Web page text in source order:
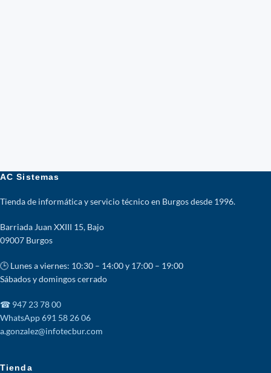
AC Sistemas
Tienda de informática y servicio técnico en Burgos desde 1996.
Barriada Juan XXIII 15, Bajo
09007 Burgos
🕒 Lunes a viernes: 10:30 – 14:00 y 17:00 – 19:00
Sábados y domingos cerrado
☎ 947 23 78 00
WhatsApp 691 58 26 06
a.gonzalez@infotecbur.com
Tienda